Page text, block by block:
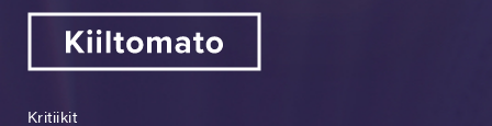
Kritiikit